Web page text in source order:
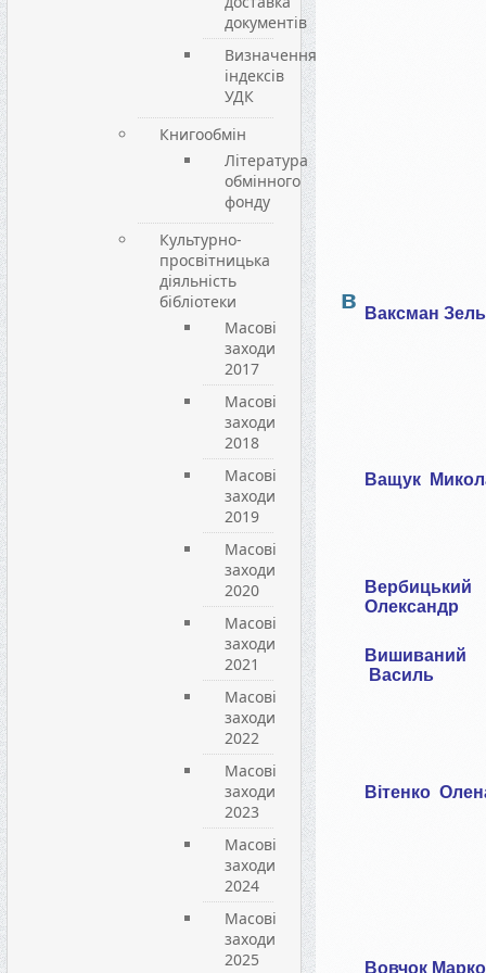
документів
Визначення
індексів
УДК
Книгообмін
Література
обмінного
фонду
Культурно-
просвітницька
діяльність
бібліотеки
Масові
заходи
2017
Масові
заходи
2018
Масові
заходи
2019
Масові
заходи
2020
Масові
заходи
2021
Масові
заходи
2022
Масові
заходи
2023
Масові
заходи
2024
Масові
заходи
2025
в Ваксман
Ващук
Вербицький
Олександр
Вишиваний
Василь
Вітенко
Вовчок Марко